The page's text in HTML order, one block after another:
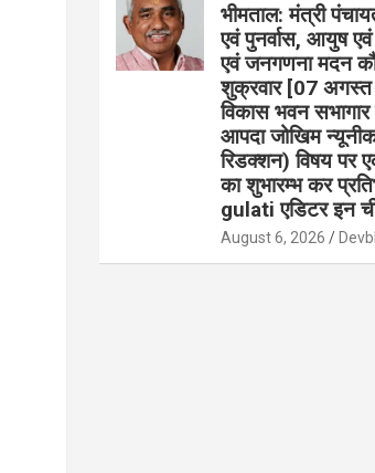
भीमताल: मंत्री
एवं पुनर्वास, आयुष
एवं जनगणना मदन
शुक्रवार [07
विकास भवन
आपदा जोखिम
रिडक्शन) विषय पर
का शुभारम्भ कर
gulati एडिटर इन
August 6, 2026